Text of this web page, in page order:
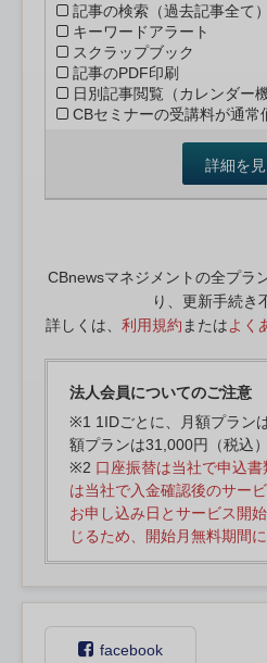
記事の検索（過去記事全て）
キーワードアラート
スクラップブック
記事のPDF印刷
日別記事閲覧（カレンダー機
CBセミナーの受講料が通常
詳細を見
CBnewsマネジメントの全プラ
り、更新手続き
詳しくは、 利用規約 またはよく
法人会員についてのご注意
※1 1IDごとに、月額プラン
額プランは31,000円（税込
※2 口座振替は当社で申込
は当社で入金確認後のサー
お申し込み日とサービス開
じるため、開始月無料期間
facebook